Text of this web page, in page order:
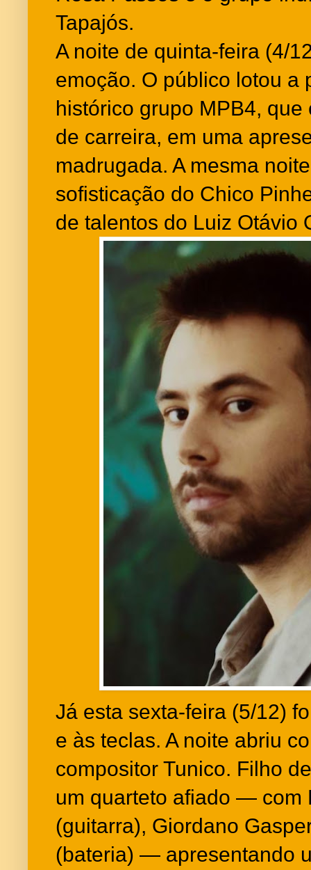
Tapajós.
A noite de quinta-feira (4/
emoção. O público lotou a
histórico grupo MPB4,
de carreira, em uma
madrugada. A mesma
sofisticação do Chico
de talentos do Luiz Otávio
Já esta sexta-feira (5/12)
e às teclas. A noite abriu
compositor Tunico. Filho
um quarteto afiado — com
(guitarra), Giordano
(bateria) — apresentando